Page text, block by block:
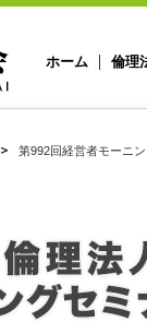
ホーム 倫理
第992回経営者モーニ